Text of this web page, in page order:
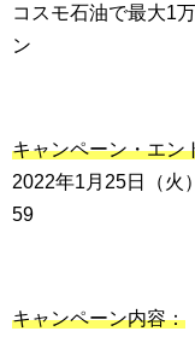
コスモ石油で最大1
ン
キャンペーン・エン
2022年1月25日（火
59
キャンペーン内容：